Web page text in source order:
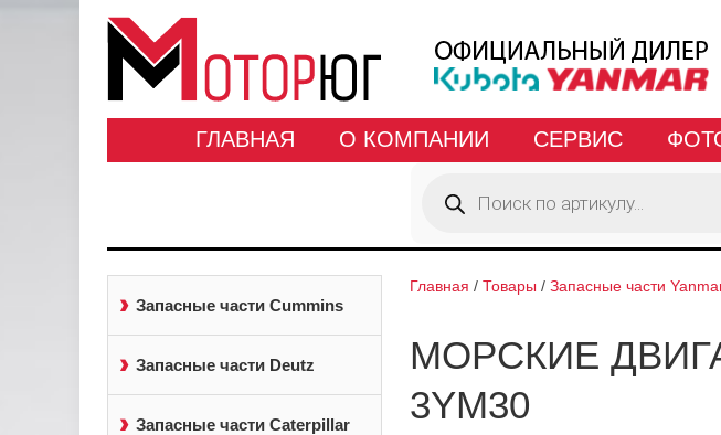
ГЛАВНАЯ О КОМПАНИИ СЕРВИС
товаров
Запасные части Cummins
Запасные части Deutz
Запасные части Caterpillar
Главная / Товары / Запасные части
МОРСКИЕ
3YM30